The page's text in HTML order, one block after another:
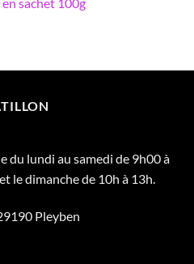
16.40€
sachet 100g
du lundi au samedi de 9h00 à
le dimanche de 10h à 13h.
Pleyben